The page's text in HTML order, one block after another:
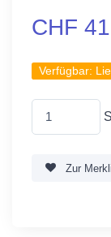
CHF
Verfügbar:
Zur